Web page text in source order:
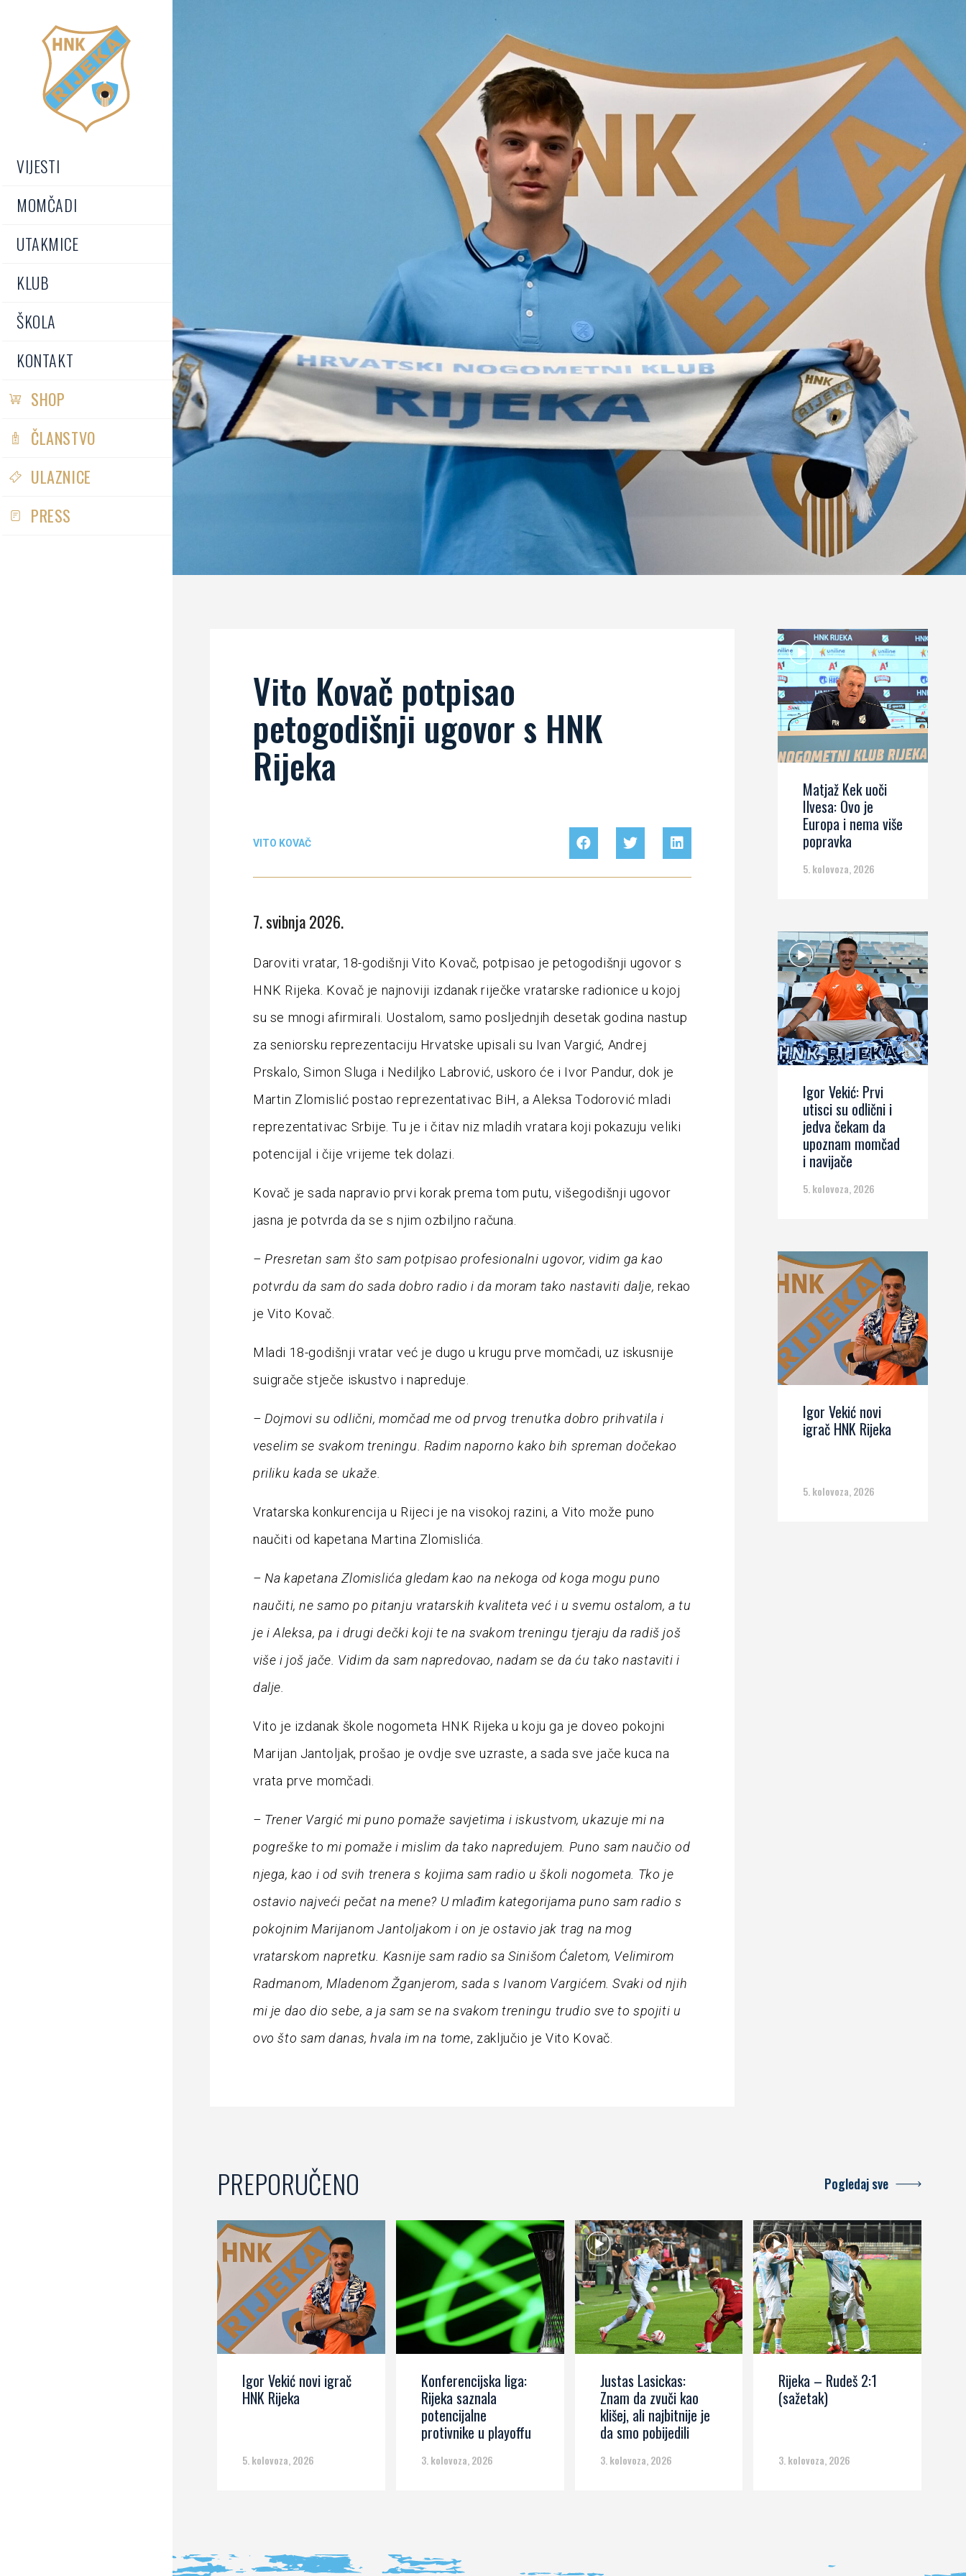
VIJESTI
MOMČADI
UTAKMICE
KLUB
ŠKOLA
KONTAKT
SHOP
ČLANSTVO
ULAZNICE
PRESS
Vito Kovač potpisao
petogodišnji ugovor s HNK
Rijeka
VITO KOVAČ
7. svibnja 2026.
Daroviti vratar, 18-godišnji Vito Kovač, potpisao je petogodišnji ugovor s
HNK Rijeka. Kovač je najnoviji izdanak riječke vratarske radionice u kojoj
su se mnogi afirmirali. Uostalom, samo posljednjih desetak godina nastup
za seniorsku reprezentaciju Hrvatske upisali su Ivan Vargić, Andrej
Prskalo, Simon Sluga i Nediljko Labrović, uskoro će i Ivor Pandur, dok je
Martin Zlomislić postao reprezentativac BiH, a Aleksa Todorović mladi
reprezentativac Srbije. Tu je i čitav niz mladih vratara koji pokazuju veliki
potencijal i čije vrijeme tek dolazi.
Kovač je sada napravio prvi korak prema tom putu, višegodišnji ugovor
jasna je potvrda da se s njim ozbiljno računa.
– Presretan sam što sam potpisao profesionalni ugovor, vidim ga kao
potvrdu da sam do sada dobro radio i da moram tako nastaviti dalje, rekao
je Vito Kovač.
Mladi 18-godišnji vratar već je dugo u krugu prve momčadi, uz iskusnije
suigrače stječe iskustvo i napreduje.
– Dojmovi su odlični, momčad me od prvog trenutka dobro prihvatila i
veselim se svakom treningu. Radim naporno kako bih spreman dočekao
priliku kada se ukaže.
Vratarska konkurencija u Rijeci je na visokoj razini, a Vito može puno
naučiti od kapetana Martina Zlomislića.
– Na kapetana Zlomislića gledam kao na nekoga od koga mogu puno
naučiti, ne samo po pitanju vratarskih kvaliteta već i u svemu ostalom, a tu
je i Aleksa, pa i drugi dečki koji te na svakom treningu tjeraju da radiš još
više i još jače. Vidim da sam napredovao, nadam se da ću tako nastaviti i
dalje.
Vito je izdanak škole nogometa HNK Rijeka u koju ga je doveo pokojni
Marijan Jantoljak, prošao je ovdje sve uzraste, a sada sve jače kuca na
vrata prve momčadi.
– Trener Vargić mi puno pomaže savjetima i iskustvom, ukazuje mi na
pogreške to mi pomaže i mislim da tako napredujem. Puno sam naučio od
njega, kao i od svih trenera s kojima sam radio u školi nogometa. Tko je
ostavio najveći pečat na mene? U mlađim kategorijama puno sam radio s
pokojnim Marijanom Jantoljakom i on je ostavio jak trag na mog
vratarskom napretku. Kasnije sam radio sa Sinišom Ćaletom, Velimirom
Radmanom, Mladenom Žganjerom, sada s Ivanom Vargićem. Svaki od njih
mi je dao dio sebe, a ja sam se na svakom treningu trudio sve to spojiti u
ovo što sam danas, hvala im na tome, zaključio je Vito Kovač.
Matjaž Kek uoči
Ilvesa: Ovo je
Europa i nema više
popravka
5. kolovoza, 2026
Igor Vekić: Prvi
utisci su odlični i
jedva čekam da
upoznam momčad
i navijače
5. kolovoza, 2026
Igor Vekić novi
igrač HNK Rijeka
5. kolovoza, 2026
PREPORUČENO Pogledaj sve
Igor Vekić novi igrač
HNK Rijeka
5. kolovoza, 2026
Konferencijska liga:
Rijeka saznala
potencijalne
protivnike u playoffu
3. kolovoza, 2026
Justas Lasickas:
Znam da zvuči kao
klišej, ali najbitnije je
da smo pobijedili
3. kolovoza, 2026
Rijeka – Rudeš 2:1
(sažetak)
3. kolovoza, 2026